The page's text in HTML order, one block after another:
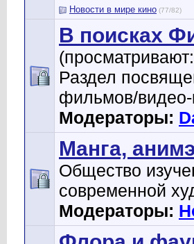
Новости в мире кино (77/82)
В поисках
Раздел
фильмов/видео-
Модераторы:
Манга,
Общество
современной
Модераторы: